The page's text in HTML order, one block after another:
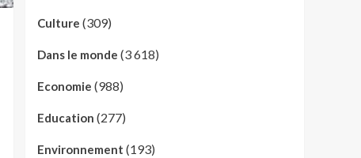
Culture (309)
Dans le monde (3 618)
Economie (988)
Education (277)
Environnement (193)